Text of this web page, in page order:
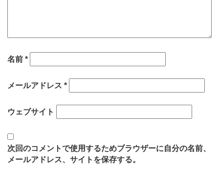
名前 *
メールアドレス *
ウェブサイト
次回のコメントで使用するためブラウザーに自分の名前、
メールアドレス、サイトを保存する。